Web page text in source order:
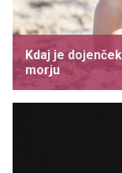
Kdaj je
morju